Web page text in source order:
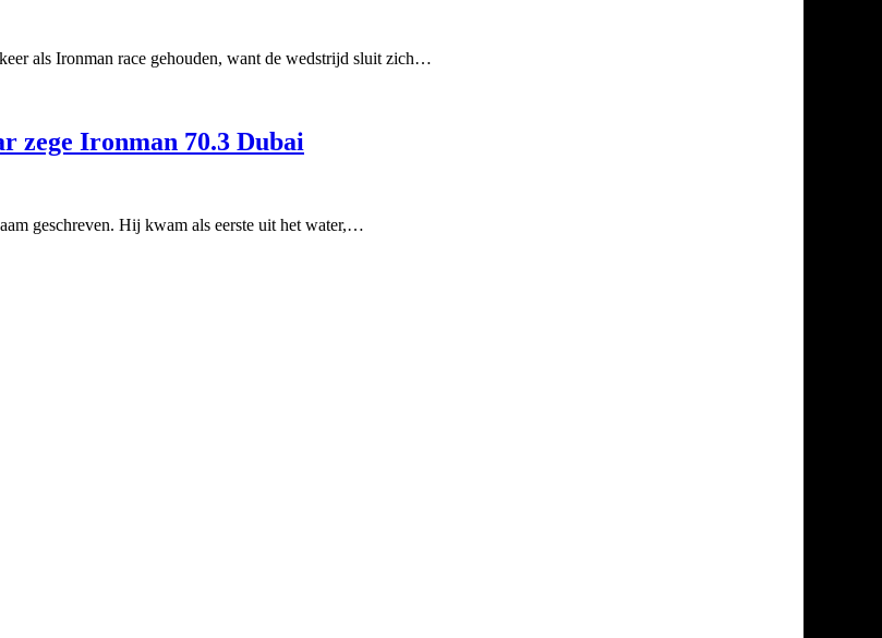
als Ironman race gehouden, want de wedstrijd sluit zich…
zege Ironman 70.3 Dubai
geschreven. Hij kwam als eerste uit het water,…